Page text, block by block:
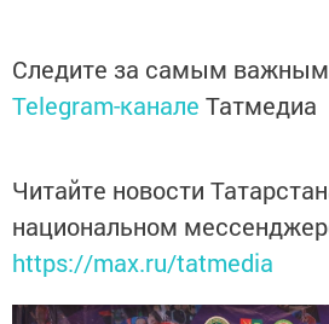
Следите за самым
Telegram-канале Татмедиа
Читайте новости
национальном
https://max.ru/tatmedia